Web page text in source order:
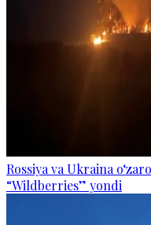
Rossiya va Ukraina
“Wildberries” yondi